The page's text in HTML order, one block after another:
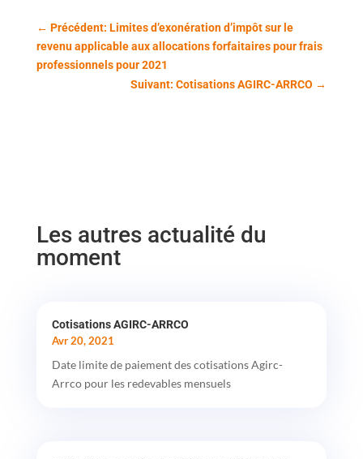
← Précédent: Limites d’exonération d’impôt sur le
revenu applicable aux allocations forfaitaires pour frais
professionnels pour 2021
Suivant: Cotisations AGIRC-ARRCO →
Les autres actualité du
moment
Cotisations AGIRC-ARRCO
Avr 20, 2021
Date limite de paiement des cotisations Agirc-
Arrco pour les redevables mensuels